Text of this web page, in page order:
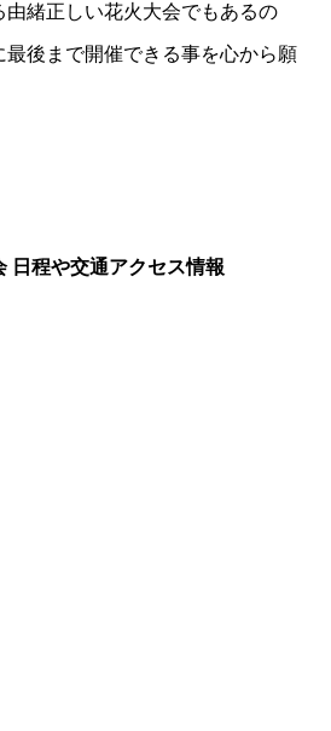
由緒正しい花火大会でもあるの
後まで開催できる事を心から願
日程や交通アクセス情報